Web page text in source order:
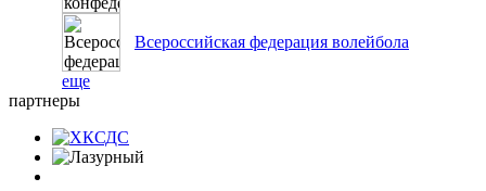
Всероссийская федерация волейбола
еще
партнеры